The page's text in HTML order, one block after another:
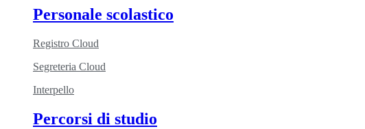
Personale scolastico
Registro Cloud
Segreteria Cloud
Interpello
Percorsi di studio